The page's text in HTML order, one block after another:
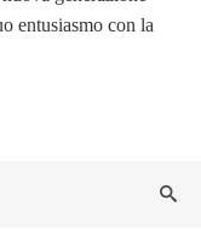
entusiasmo con la